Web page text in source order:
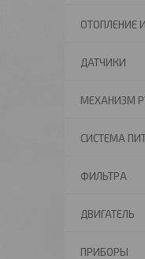
ОТОПЛЕНИЕ
ДАТЧИКИ
МЕХАНИЗМ
СИСТЕМА
ФИЛЬТРА
ДВИГАТЕЛЬ
ПРИБОРЫ